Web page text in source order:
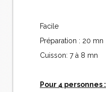
Facile
Préparation : 20 mn
Cuisson: 7 à 8 mn
Pour 4 personnes :